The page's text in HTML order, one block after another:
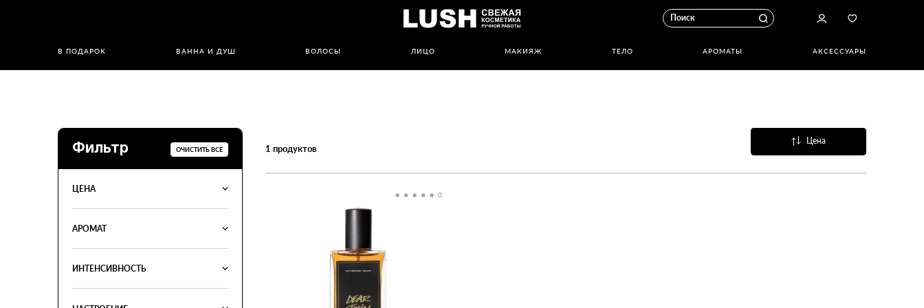
В ПОДАРОК ВАННА И ДУШ ВОЛОСЫ ЛИЦО МАКИЯЖ ТЕЛО АРОМАТЫ АКСЕССУАРЫ
Фильтр
ЦЕНА
АРОМАТ
ИНТЕНСИВНОСТЬ
ОЧИСТИТЬ ВСЕ 1 продуктов
Цена
0